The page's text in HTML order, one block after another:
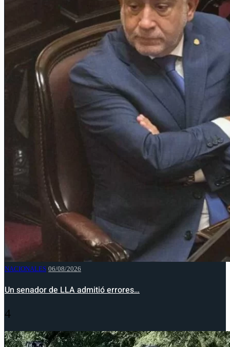
NACIONALES 06/08/2026
Un senador de LLA admitió errores…
4